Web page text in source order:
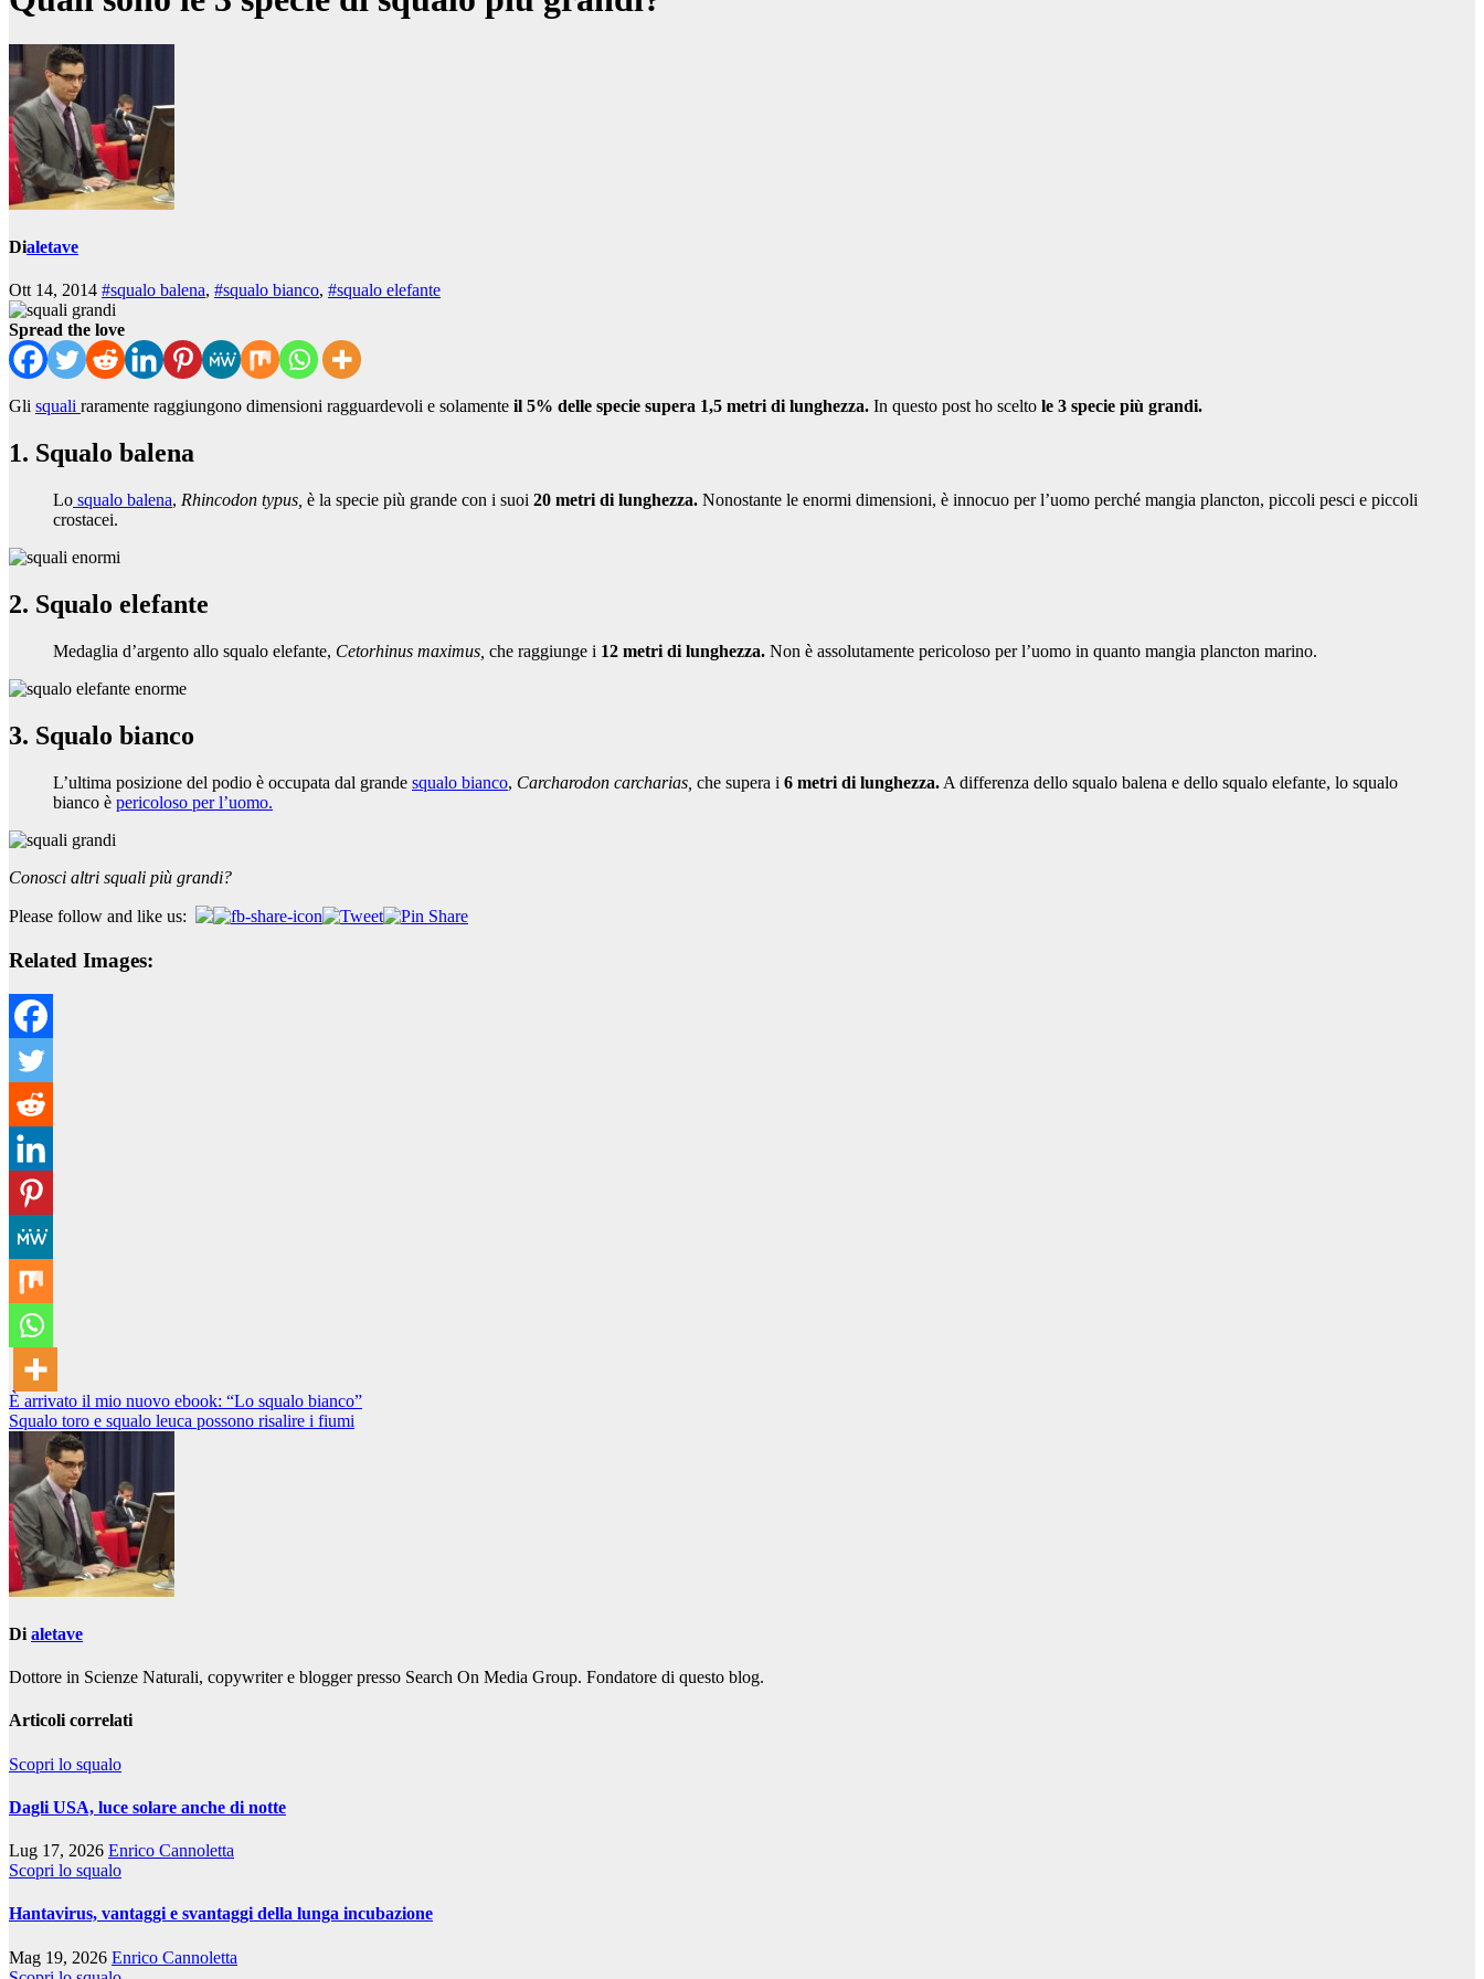
Dialetave
Ott 14, 2014 #squalo balena, #squalo bianco, #squalo elefante
Spread the love
Gli squali raramente raggiungono dimensioni ragguardevoli e solamente il 5% delle specie supera 1,5 metri di lunghezza. In questo post ho scelto le 3 specie più grandi.
1. Squalo balena
Lo squalo balena, Rhincodon typus, è la specie più grande con i suoi 20 metri di lunghezza. Nonostante le enormi dimensioni, è innocuo per l’uomo perché mangia plancton, piccoli pesci e piccoli
crostacei.
2. Squalo elefante
Medaglia d’argento allo squalo elefante, Cetorhinus maximus, che raggiunge i 12 metri di lunghezza. Non è assolutamente pericoloso per l’uomo in quanto mangia plancton marino.
3. Squalo bianco
L’ultima posizione del podio è occupata dal grande squalo bianco, Carcharodon carcharias, che supera i 6 metri di lunghezza. A differenza dello squalo balena e dello squalo elefante, lo squalo
bianco è pericoloso per l’uomo.
Conosci altri squali più grandi?
Please follow and like us:
Related Images:
Navigazione
articoli
È arrivato il mio nuovo ebook: “Lo squalo bianco”
Squalo toro e squalo leuca possono risalire i fiumi
Di aletave
Dottore in Scienze Naturali, copywriter e blogger presso Search On Media Group. Fondatore di questo blog.
Articoli correlati
Scopri lo squalo
Dagli USA, luce solare anche di notte
Lug 17, 2026 Enrico Cannoletta
Scopri lo squalo
Hantavirus, vantaggi e svantaggi della lunga incubazione
Mag 19, 2026 Enrico Cannoletta